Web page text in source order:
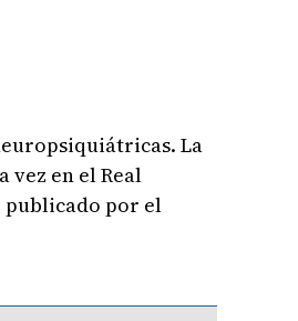
La
en el Real
publicado por el